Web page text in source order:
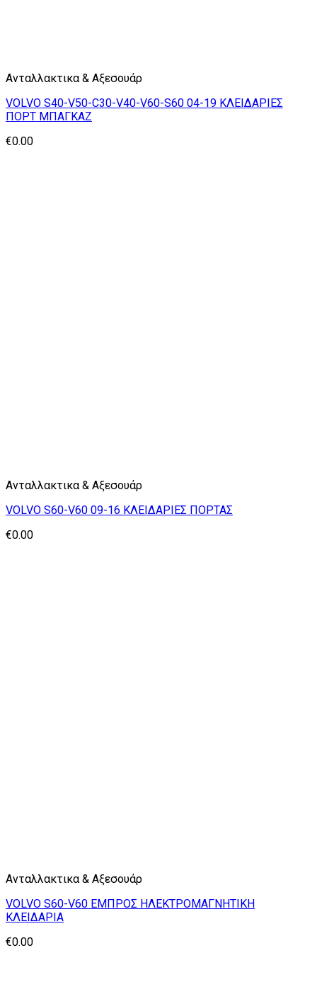
Ανταλλακτικα & Αξεσουάρ
VOLVO S40-V50-C30-V40-V60-S60 04-19 ΚΛΕΙΔΑΡΙΕΣ
ΠΟΡΤ ΜΠΑΓΚΑΖ
€0.00
Ανταλλακτικα & Αξεσουάρ
VOLVO S60-V60 09-16 ΚΛΕΙΔΑΡΙΕΣ ΠΟΡΤΑΣ
€0.00
Ανταλλακτικα & Αξεσουάρ
VOLVO S60-V60 ΕΜΠΡΟΣ ΗΛΕΚΤΡΟΜΑΓΝΗΤΙΚΗ
ΚΛΕΙΔΑΡΙΑ
€0.00